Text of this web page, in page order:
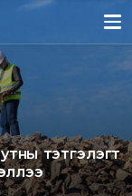
тэтгэлэгт